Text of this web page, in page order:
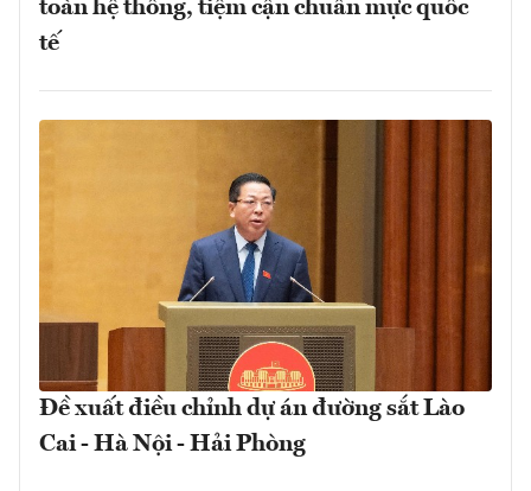
toàn hệ thống, tiệm cận chuẩn mực quốc
tế
Đề xuất điều chỉnh dự án đường sắt Lào
Cai - Hà Nội - Hải Phòng